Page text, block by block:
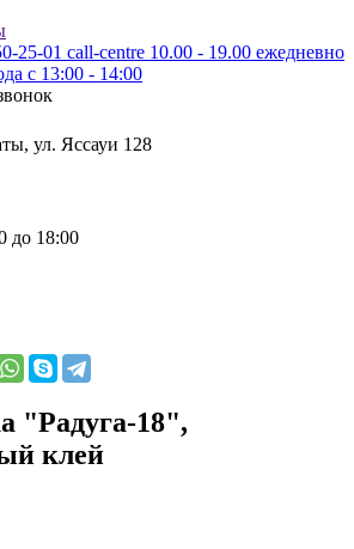
25-01 call-centre 10.00 - 19.00 ежедневно
с 13:00 - 14:00
ул. Яссауи 128
до 18:00
"Радуга-18",
клей